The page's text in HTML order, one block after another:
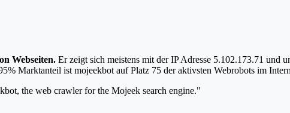
Webseiten. Er zeigt sich meistens mit der IP Adresse 5.102.173.71 und
Marktanteil ist mojeekbot auf Platz 75 der aktivsten Webrobots im
the web crawler for the Mojeek search engine."